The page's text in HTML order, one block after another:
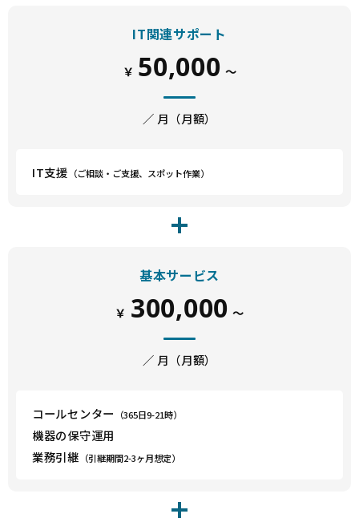
IT関連サポート
￥ 50,000 ～
／ 月（月額）
IT支援 （ご相談・ご支援、スポット作業）
基本サービス
￥ 300,000 ～
／ 月（月額）
コールセンター （365日9-21時）
機器の保守運用
業務引継 （引継期間2-3ヶ月想定）